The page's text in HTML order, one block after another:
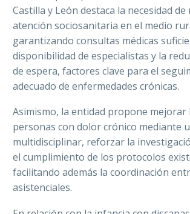
Castilla y León destaca la necesidad
atención sociosanitaria en el medio
garantizando consultas médicas
disponibilidad de especialistas y la
de espera, factores clave para el
adecuado de enfermedades crónicas.
Asimismo, la entidad propone mejorar
personas con dolor crónico mediante
multidisciplinar, reforzar la
el cumplimiento de los protocolos
facilitando además la coordinación
asistenciales.